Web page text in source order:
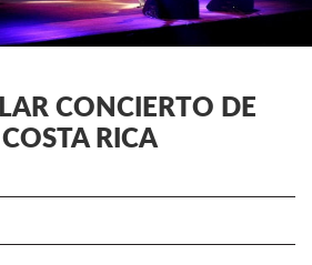
CONCIERTO DE
RICA